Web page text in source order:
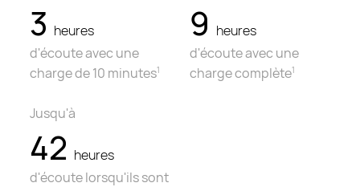
3 heures
d'écoute avec une
charge de 10 minutes1
9 heures
d'écoute avec une
charge complète1
Jusqu'à
42 heures
d'écoute lorsqu'ils sont